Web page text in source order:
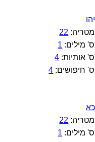
22
מילים: 1
אותיות: 4
חיפושים: 4
22
מילים: 1